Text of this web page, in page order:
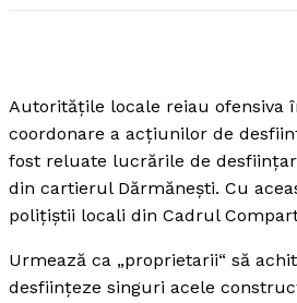
Autorităţile locale reiau ofensiva
coordonare a acţiunilor de
fost reluate lucrările de
din cartierul Dărmăneşti. Cu
poliţiştii locali din Cadrul
Urmează ca „proprietarii“ să
desfiinţeze singuri acele